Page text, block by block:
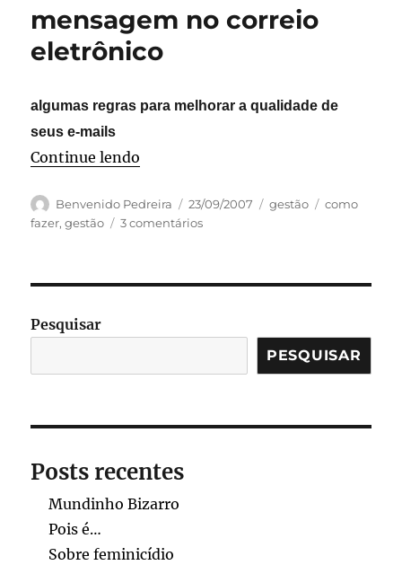
quer
manda
mensagem no correio
eletrônico
algumas regras para melhorar a qualidade de
seus e-mails
Continue lendo
Autor
Benvenido Pedreira
Publicado
em
23/09/2007 Categorias
gestão Tags
como
fazer,gestão 3 comentáriosem
no
eletrônico
Pesquisar
PESQUISAR
Posts recentes
Mundinho Bizarro
Pois é…
Sobre feminicídio